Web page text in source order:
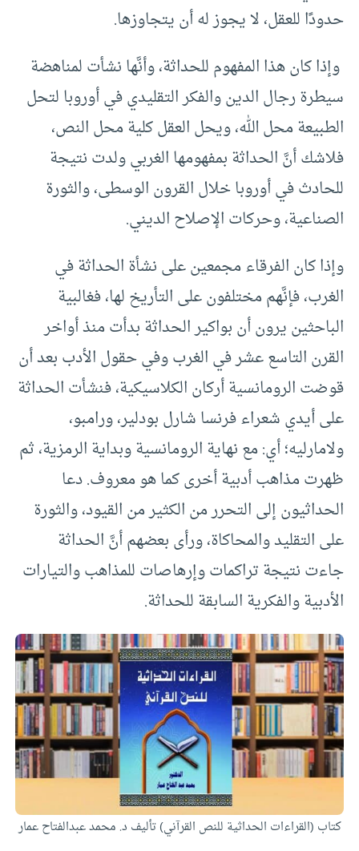
حدودًا للعقل، لا يجوز له أن يتجاوزها.
وإذا كان هذا المفهوم للحداثة، وأنَّها نشأت لمناهضة
سيطرة رجال الدين والفكر التقليدي في أوروبا لتحل
الطبيعة محل الله، ويحل العقل كلية محل النص،
فلاشك أنَّ الحداثة بمفهومها الغربي ولدت نتيجة
للحادث في أوروبا خلال القرون الوسطى، والثورة
الصناعية، وحركات الإصلاح الديني.
وإذا كان الفرقاء مجمعين على نشأة الحداثة في
الغرب، فإنَّهم مختلفون على التأريخ لها، فغالبية
الباحثين يرون أن بواكير الحداثة بدأت منذ أواخر
القرن التاسع عشر في الغرب وفي حقول الأدب بعد أن
قوضت الرومانسية أركان الكلاسيكية، فنشأت الحداثة
على أيدي شعراء فرنسا شارل بودلير، ورامبو،
ولامارليه؛ أي: مع نهاية الرومانسية وبداية الرمزية، ثم
ظهرت مذاهب أدبية أخرى كما هو معروف. دعا
الحداثيون إلى التحرر من الكثير من القيود، والثورة
على التقليد والمحاكاة، ورأى بعضهم أنَّ الحداثة
جاءت نتيجة تراكمات وإرهاصات للمذاهب والتيارات
الأدبية والفكرية السابقة للحداثة.
كتاب (القراءات الحداثية للنص القرآني) تأليف د. محمد عبدالفتاح عمار